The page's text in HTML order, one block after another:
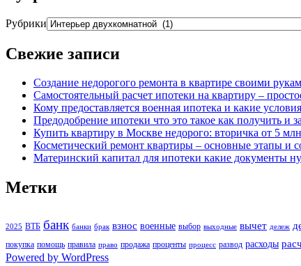
Рубрики
Свежие записи
Создание недорогого ремонта в квартире своими
Самостоятельный расчет ипотеки на квартиру –
Кому предоставляется военная ипотека и какие
Предодобрение ипотеки что это такое как получить и
Купить квартиру в Москве недорого: вторичка от 5
Косметический ремонт квартиры – основные этапы и
Материнский капитал для ипотеки какие документы
Метки
2025 ВТБ банк банки брак взнос военные выбор выходные вычет дележ
покупка помощь правила право продажа проценты процесс развод расходы
Powered by WordPress